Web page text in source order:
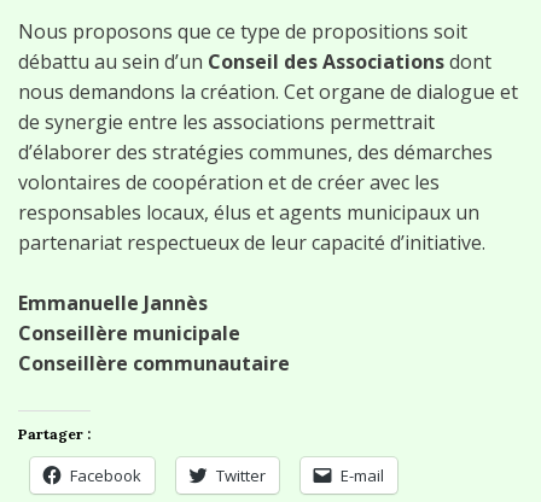
Nous proposons que ce type de propositions soit
débattu au sein d’un Conseil des Associationsdont
nous demandons la création. Cet organe de dialogue et
de synergie entre les associations permettrait
d’élaborer des stratégies communes, des démarches
volontaires de coopération et de créer avec les
responsables locaux, élus et agents municipaux un
partenariat respectueux de leur capacité d’initiative.
Emmanuelle Jannès
Conseillère municipale
Conseillère communautaire
Partager :
Facebook Twitter E-mail